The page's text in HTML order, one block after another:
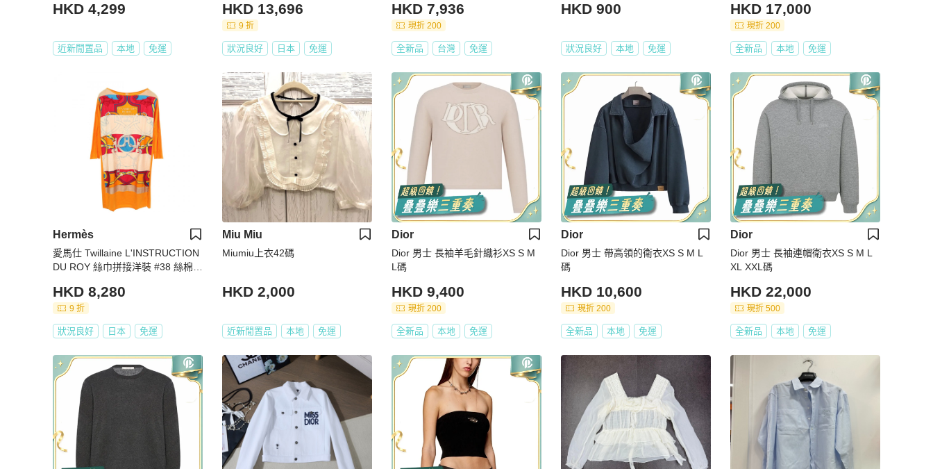
HKD 4,299
近新閒置品 本地 免運
HKD 13,696
9 折
狀況良好 日本 免運
HKD 7,936
現折 200
全新品 台灣 免運
HKD 900
狀況良好 本地 免運
HKD 17,000
現折 200
全新品 本地 免運
Hermès
愛馬仕 Twillaine L'INSTRUCTION
DU ROY 絲巾拼接洋裝 #38 絲棉混
HKD 8,280
9 折
狀況良好 日本 免運
Miu Miu
Miumiu上衣42碼
HKD 2,000
近新閒置品 本地 免運
Dior
Dior 男士 長袖羊毛針織衫XS S M
L碼
HKD 9,400
現折 200
全新品 本地 免運
Dior
Dior 男士 帶高領的衛衣XS S M L
碼
HKD 10,600
現折 200
全新品 本地 免運
Dior
Dior 男士 長袖連帽衛衣XS S M L
XL XXL碼
HKD 22,000
現折 500
全新品 本地 免運